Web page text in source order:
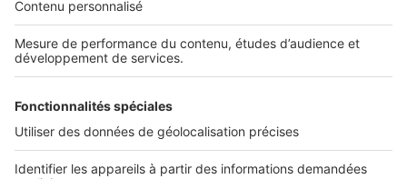
Infos pratiques
Politique Générale de Protection des Données
Conditions Générales d'Utilisation
Paramétrer mes cookies
Diffusez vos annonces
Sites du groupe SeLoger
SeLoger.com- Petites annonces immobilières